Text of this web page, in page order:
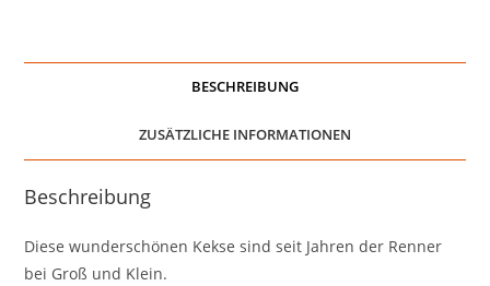
BESCHREIBUNG
ZUSÄTZLICHE INFORMATIONEN
Beschreibung
Diese wunderschönen Kekse sind seit Jahren der Renner
bei Groß und Klein.